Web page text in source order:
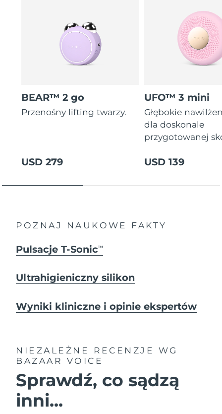
BEAR™ 2 go
Przenośny lifting twarzy.
USD 279
UFO™ 3 mini
Głębokie
dla doskonale
przygotowanej
USD 139
POZNAJ NAUKOWE FAKTY
Pulsacje T-SonicTM
Ultrahigieniczny silikon
Wyniki kliniczne i opinie ekspertów
NIEZALEŻNE RECENZJE
WG
BAZAAR VOICE
Sprawdź, co sądzą
inni...